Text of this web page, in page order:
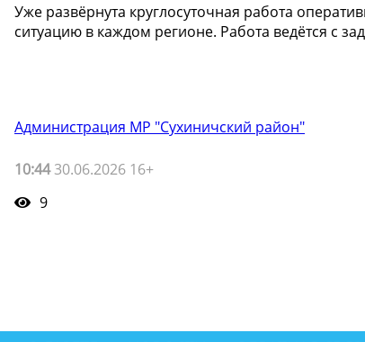
Уже развёрнута круглосуточная работа
ситуацию в каждом регионе. Работа ведётся с
Администрация МР "Сухиничский район"
10:4430.06.2026 16+
9